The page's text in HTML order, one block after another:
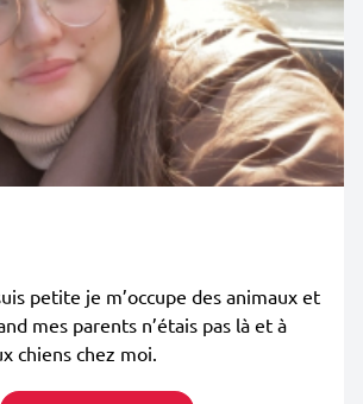
petite je m’occupe des animaux et
mes parents n’étais pas là et à
chiens chez moi.